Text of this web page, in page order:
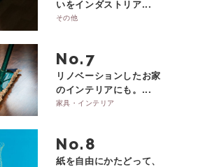
いをインダストリア...
その他
No.
リノベーションしたお家
のインテリアにも。...
家具・インテリア
No.
紙を自由にかたどって、